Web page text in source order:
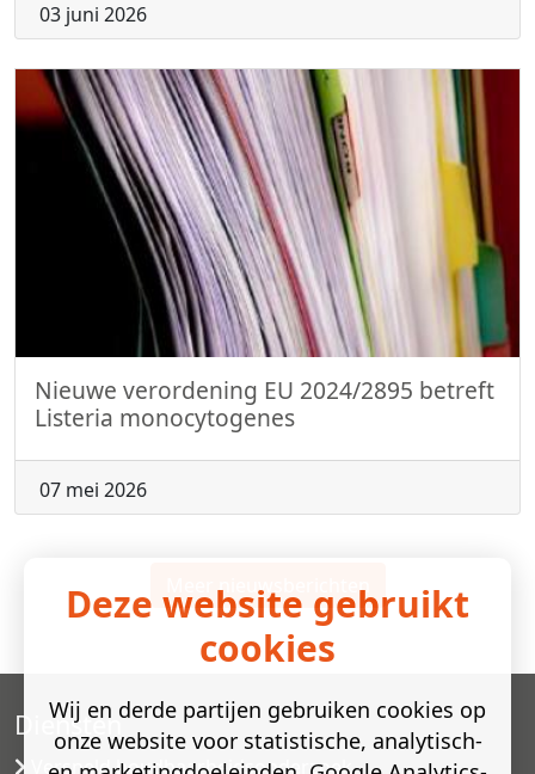
03 juni 2026
Nieuwe verordening EU 2024/2895 betreft
Listeria monocytogenes
07 mei 2026
Meer nieuwsberichten
Diensten
Versneld houdbaarheidsonderzoek
Deze website gebruikt
cookies
Wij en derde partijen gebruiken cookies op
onze website voor statistische, analytisch-